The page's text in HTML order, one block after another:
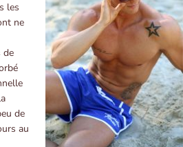
les
ne
de
de
au